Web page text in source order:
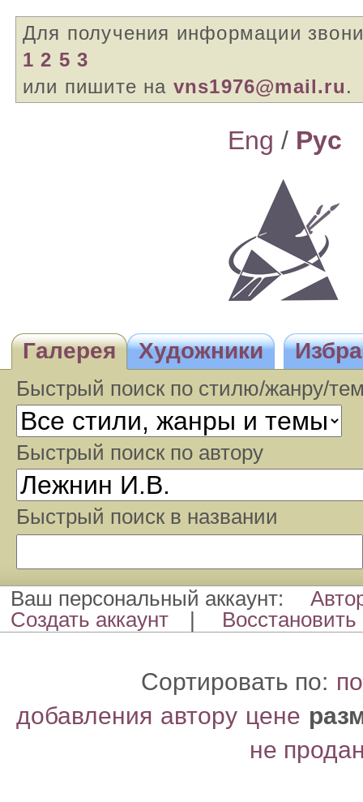
Для получения информации
1 2 5 3
или пишите на vns1976@mail.ru.
Eng / Pyc
Галерея Художники
Быстрый поиск по стилю/жанру/
Быстрый поиcк по автору
Быстрый поиcк в названии
Ваш персональный аккаунт:
Создать аккаунт
| Восстановить
Сортировать по:
добавления автору цене
не